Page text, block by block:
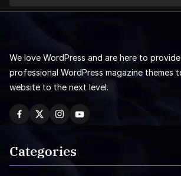
We love WordPress and are here to
professional WordPress magazine themes
website to the next level.
Categories